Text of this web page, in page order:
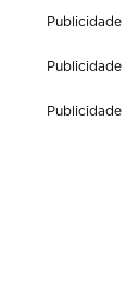
Publicidade
Publicidade
Publicidade